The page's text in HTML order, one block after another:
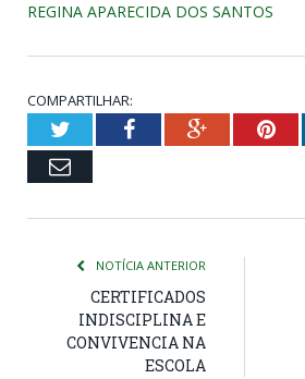
REGINA APARECIDA DOS SANTOS
COMPARTILHAR:
TwitterFacebookGoogle+
Email
NOTÍCIA ANTERIOR
CERTIFICADOS
INDISCIPLINA E
CONVIVENCIA NA
ESCOLA